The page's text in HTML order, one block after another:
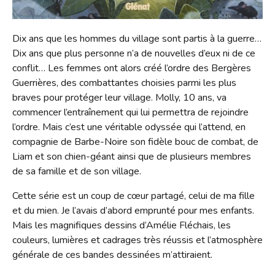
Contact
Dix ans que les hommes du village sont partis à la guerre…
Dix ans que plus personne n’a de nouvelles d’eux ni de ce
conflit… Les femmes ont alors créé l’ordre des Bergères
Guerrières, des combattantes choisies parmi les plus
braves pour protéger leur village. Molly, 10 ans, va
commencer l’entraînement qui lui permettra de rejoindre
l’ordre. Mais c’est une véritable odyssée qui l’attend, en
compagnie de Barbe-Noire son fidèle bouc de combat, de
Liam et son chien-géant ainsi que de plusieurs membres
de sa famille et de son village.
Cette série est un coup de cœur partagé, celui de ma fille
et du mien. Je l’avais d’abord emprunté pour mes enfants.
Mais les magnifiques dessins d’Amélie Fléchais, les
couleurs, lumières et cadrages très réussis et l’atmosphère
générale de ces bandes dessinées m’attiraient.